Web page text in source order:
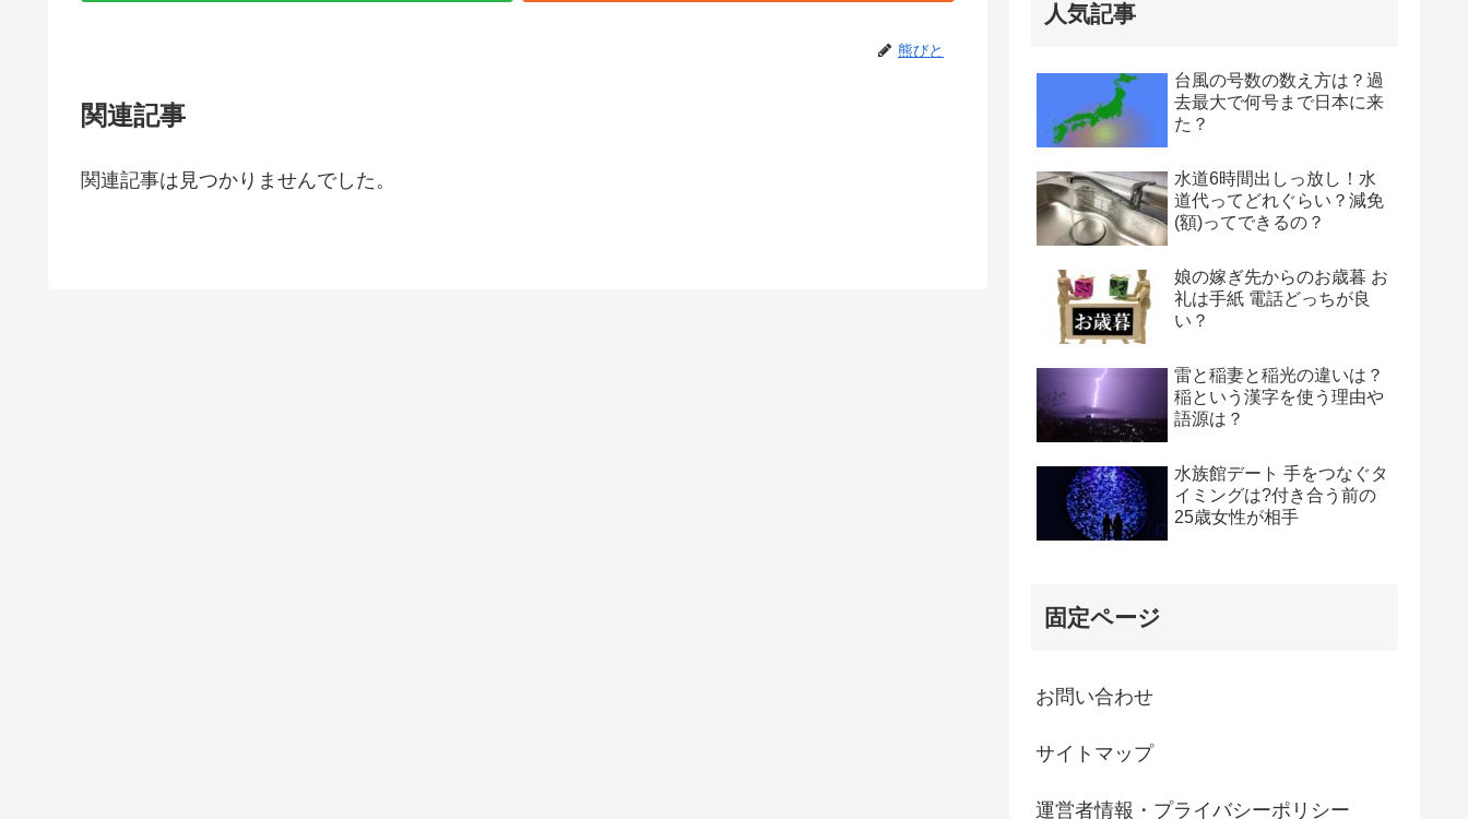
熊びと
関連記事
関連記事は見つかりませんでした。
人気記事
台風の号数の数え方は？過
去最大で何号まで日本に来
た？
水道6時間出しっ放し！水
道代ってどれぐらい？減免
(額)ってできるの？
娘の嫁ぎ先からのお歳暮 お
礼は手紙 電話どっちが良
い？
雷と稲妻と稲光の違いは？
稲という漢字を使う理由や
語源は？
水族館デート 手をつなぐタ
イミングは?付き合う前の
25歳女性が相手
固定ページ
お問い合わせ
サイトマップ
運営者情報・プライバシーポリシー